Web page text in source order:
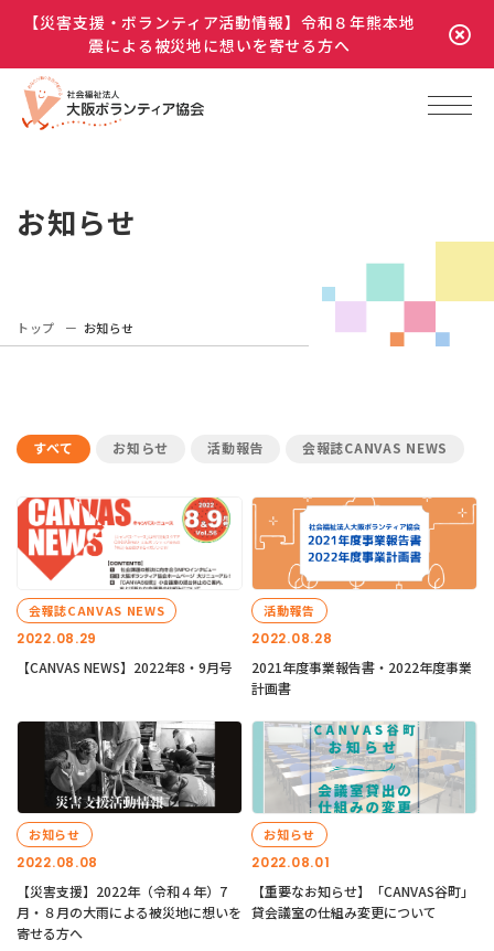
【災害支援・ボランティア活動情報】令和８年熊本地
震による被災地に想いを寄せる方へ
お知らせ
トップ お知らせ
すべて お知らせ 活動報告 会報誌CANVAS NEWS
2022.08.29
会報誌CANVAS NEWS
【CANVAS NEWS】2022年8・9月号
2022.08.28
活動報告
2021年度事業報告書・2022年度事業
計画書
2022.08.08
お知らせ
【災害支援】2022年（令和４年）7
月・８月の大雨による被災地に想いを
寄せる方へ
2022.08.01
お知らせ
【重要なお知らせ】「CANVAS谷町」
貸会議室の仕組み変更について